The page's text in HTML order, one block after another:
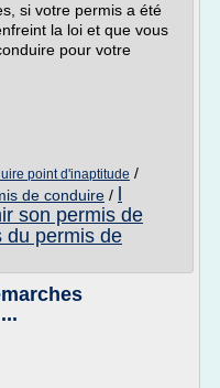
si votre permis a été
la loi et que vous
pour votre
point d'inaptitude /
de conduire /
son permis de
du permis de